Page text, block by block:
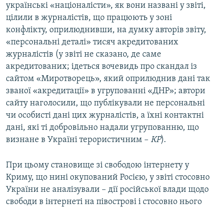
українські «націоналісти», як вони названі у звіті,
цілили в журналістів, що працюють у зоні
конфлікту, оприлюднивши, на думку авторів звіту,
«персональні деталі» тисяч акредитованих
журналістів (у звіті не сказано, де саме
акредитованих; ідеться вочевидь про скандал із
сайтом «Миротворець», який оприлюднив дані так
званої «акредитації» в угрупованні «ДНР»; автори
сайту наголосили, що публікували не персональні
чи особисті дані цих журналістів, а їхні контактні
дані, які ті добровільно надали угрупованню, що
визнане в Україні терористичним – КР).
При цьому становище зі свободою інтернету у
Криму, що нині окупований Росією, у звіті стосовно
України не аналізували – дії російської влади щодо
свободи в інтернеті на півострові і стосовно нього